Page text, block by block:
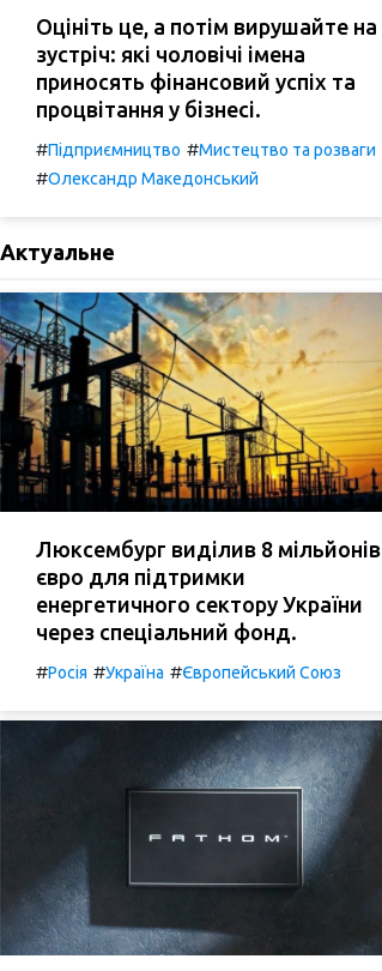
Оцініть це, а потім вирушайте на
зустріч: які чоловічі імена
приносять фінансовий успіх та
процвітання у бізнесі.
#Підприємництво #Мистецтво та розваги
#Олександр Македонський
Актуальне
Люксембург виділив 8 мільйонів
євро для підтримки
енергетичного сектору України
через спеціальний фонд.
#Росія #Україна #Європейський Союз